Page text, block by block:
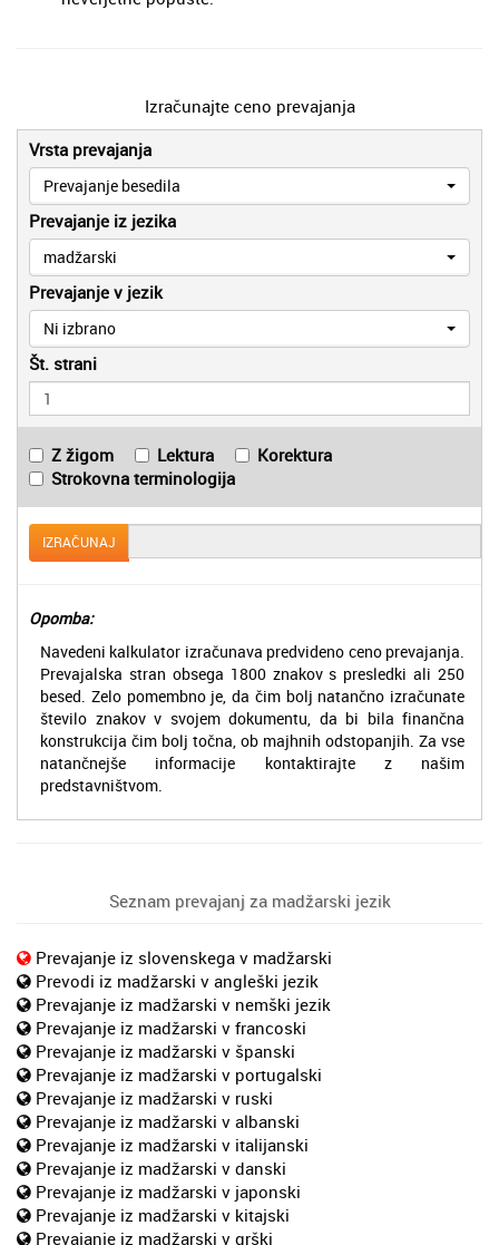
Izračunajte ceno prevajanja
Vrsta prevajanja
Prevajanje besedila
Prevajanje iz jezika
madžarski
Prevajanje v jezik
Ni izbrano
Št. strani
Z žigom Lektura
Korektura
Strokovna terminologija
IZRAČUNAJ
Opomba:
Navedeni kalkulator izračunava predvideno ceno prevajanja.
Prevajalska stran obsega 1800 znakov s presledki ali 250
besed. Zelo pomembno je, da čim bolj natančno izračunate
število znakov v svojem dokumentu, da bi bila finančna
konstrukcija čim bolj točna, ob majhnih odstopanjih. Za vse
natančnejše informacije kontaktirajte z našim
predstavništvom.
Seznam prevajanj za madžarski jezik
Prevajanje iz slovenskega v madžarski
Prevodi iz madžarski v angleški jezik
Prevajanje iz madžarski v nemški jezik
Prevajanje iz madžarski v francoski
Prevajanje iz madžarski v španski
Prevajanje iz madžarski v portugalski
Prevajanje iz madžarski v ruski
Prevajanje iz madžarski v albanski
Prevajanje iz madžarski v italijanski
Prevajanje iz madžarski v danski
Prevajanje iz madžarski v japonski
Prevajanje iz madžarski v kitajski
Prevajanje iz madžarski v grški